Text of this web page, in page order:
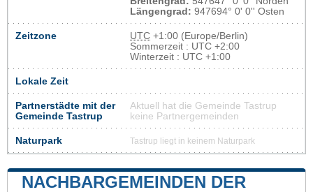
Längengrad: 947694° 0' 0'' Osten
Zeitzone UTC +1:00 (Europe/Berlin)
Sommerzeit : UTC +2:00
Winterzeit : UTC +1:00
Lokale Zeit
Partnerstädte mit der
Gemeinde Tastrup
Aktuell hat die Gemeinde Tastrup
keine Partnergemeinden
Naturpark Tastrup liegt in keinem Naturpark
NACHBARGEMEINDEN DER